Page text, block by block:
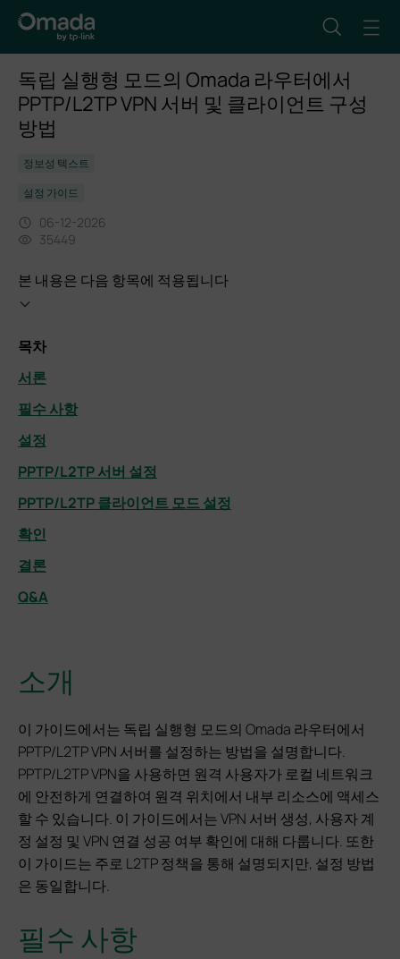
독립 실행형 모드의 Omada 라우터에서
PPTP/L2TP VPN 서버 및 클라이언트 구성
방법
정보성 텍스트
설정 가이드
06-12-2026
35449
본 내용은 다음 항목에 적용됩니다
목차
서론
필수 사항
설정
PPTP/L2TP 서버 설정
PPTP/L2TP 클라이언트 모드 설정
확인
결론
Q&A
소개
이 가이드에서는 독립 실행형 모드의 Omada 라우터에서
PPTP/L2TP VPN 서버를 설정하는 방법을 설명합니다.
PPTP/L2TP VPN을 사용하면 원격 사용자가 로컬 네트워크
에 안전하게 연결하여 원격 위치에서 내부 리소스에 액세스
할 수 있습니다. 이 가이드에서는 VPN 서버 생성, 사용자 계
정 설정 및 VPN 연결 성공 여부 확인에 대해 다룹니다. 또한
이 가이드는 주로 L2TP 정책을 통해 설명되지만, 설정 방법
은 동일합니다.
필수 사항